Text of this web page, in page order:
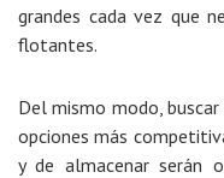
grandes cada vez que
flotantes.
Del mismo modo,
opciones más
y de almacenar serán